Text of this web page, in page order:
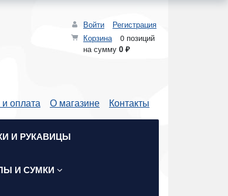
Войти
Регистрация
Корзина
0 позиций
на сумму 0 ₽
оплата О магазине Контакты
И РУКАВИЦЫ
И СУМКИ